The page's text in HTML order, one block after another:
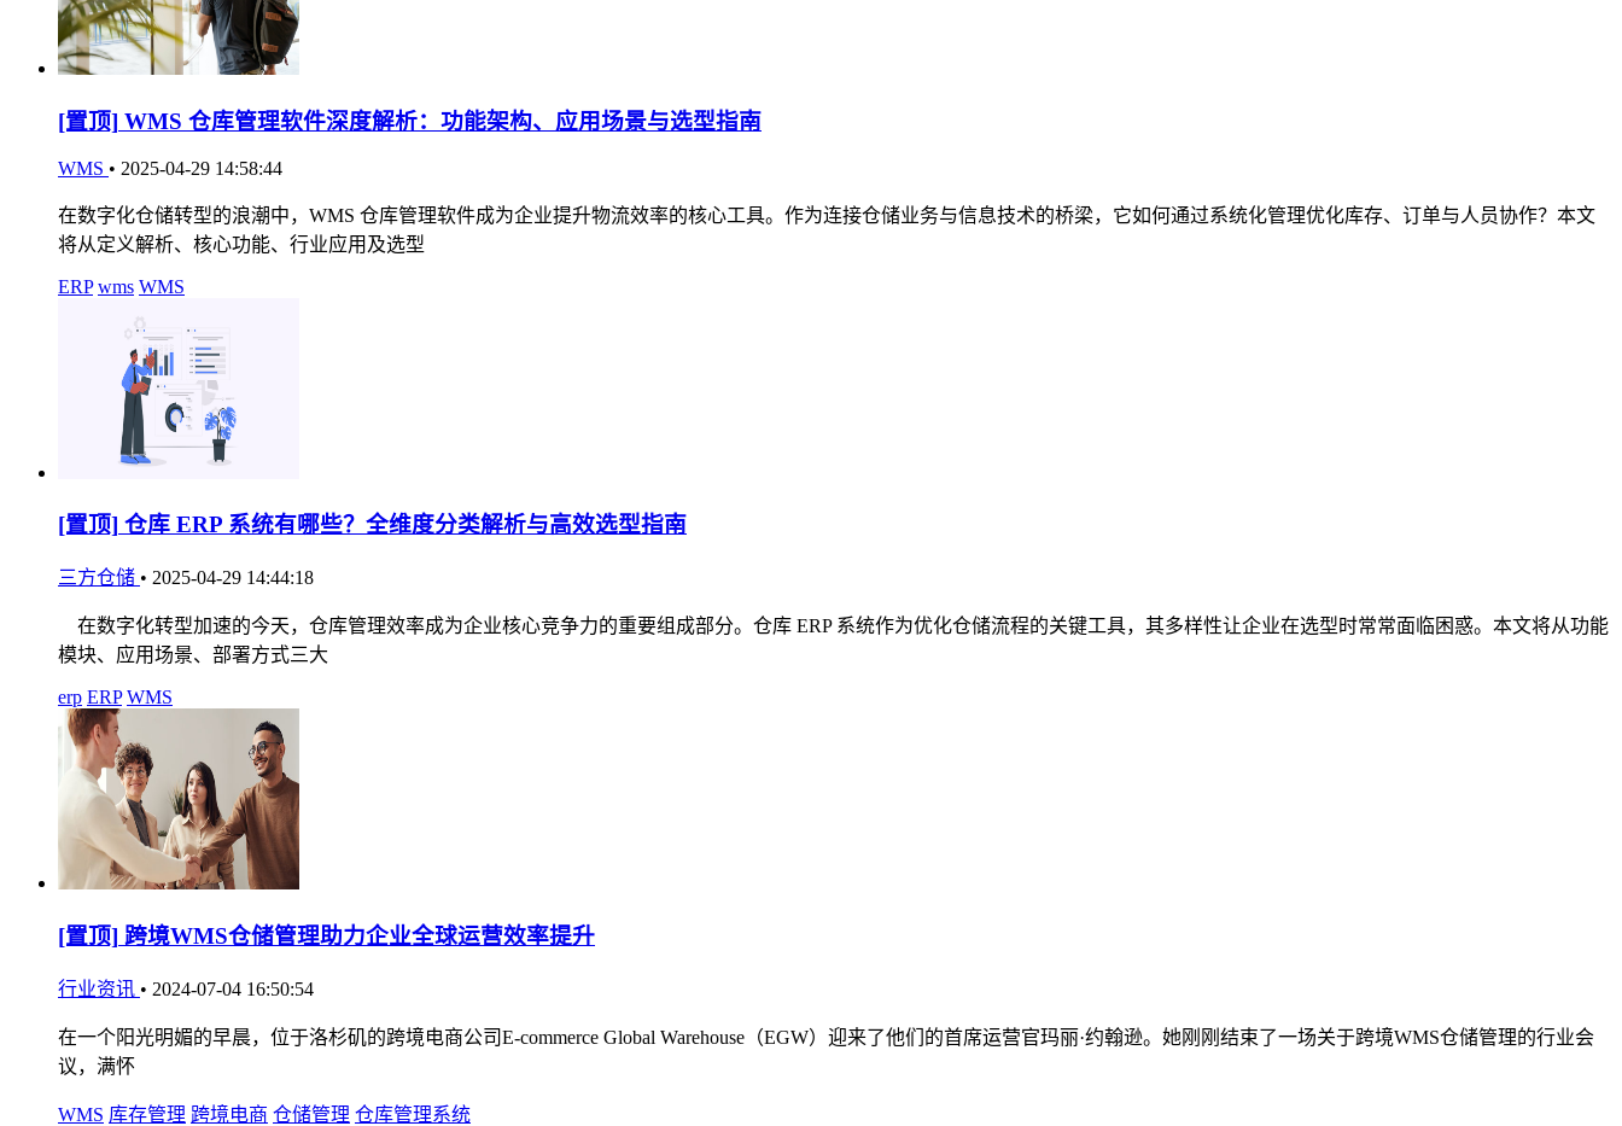
[置顶] WMS 仓库管理软件深度解析：功能架构、应用场景与选型指南
WMS • 2025-04-29 14:58:44
在数字化仓储转型的浪潮中，WMS 仓库管理软件成为企业提升物流效率的核心工具。作为连接仓储业务与信息技术的桥梁，它如何通过系统化管理优化库存、订单与人员协作？本文
将从定义解析、核心功能、行业应用及选型
ERP wms WMS
[置顶] 仓库 ERP 系统有哪些？全维度分类解析与高效选型指南
三方仓储 • 2025-04-29 14:44:18
在数字化转型加速的今天，仓库管理效率成为企业核心竞争力的重要组成部分。仓库 ERP 系统作为优化仓储流程的关键工具，其多样性让企业在选型时常常面临困惑。本文将从功能
模块、应用场景、部署方式三大
erp ERP WMS
[置顶] 跨境WMS仓储管理助力企业全球运营效率提升
行业资讯 • 2024-07-04 16:50:54
在一个阳光明媚的早晨，位于洛杉矶的跨境电商公司E-commerce Global Warehouse（EGW）迎来了他们的首席运营官玛丽·约翰逊。她刚刚结束了一场关于跨境WMS仓储管理的行业会
议，满怀
WMS 库存管理 跨境电商 仓储管理 仓库管理系统